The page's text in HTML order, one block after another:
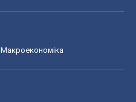
Макроекономіка